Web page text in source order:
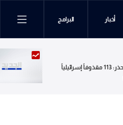
أخبار البرامج
"اليونيفيل" تحذر: 113 مقذوفاً إسرائيلياً